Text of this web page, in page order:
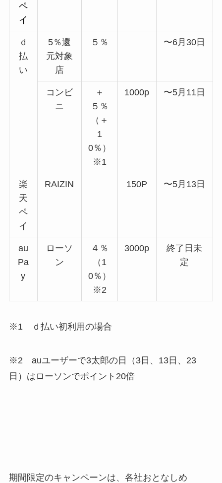
ペ
イ
ｄ
払
い
5％還
元対象
店
５％ 〜6月30日
コンビ
ニ
＋
５％
（＋
1
0％）
※1
1000p 〜5月11日
楽
天
ペ
イ
RAIZIN 150P 〜5月13日
au
Pa
y
ローソ
ン
４％
（1
0％）
※2
3000p
終了日未
定
※1 ｄ払い初利用の場合
※2 auユーザーで3太郎の日（3日、13日、23
日）はローソンでポイント20倍
期間限定のキャンペーンは、各社おとなしめ